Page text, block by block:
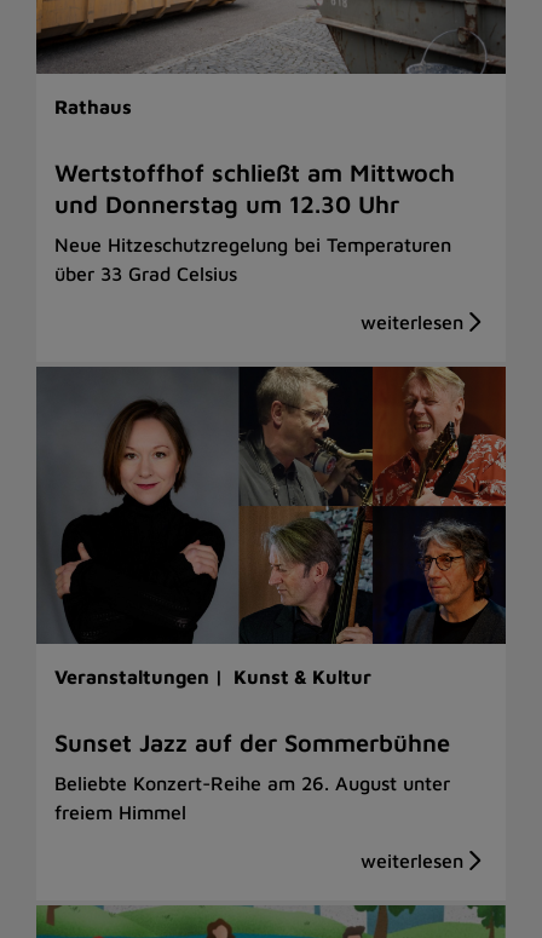
Rathaus
Wertstoffhof schließt am Mittwoch
und Donnerstag um 12.30 Uhr
Neue Hitzeschutzregelung bei Temperaturen
über 33 Grad Celsius
Veranstaltungen | Kunst & Kultur
Sunset Jazz auf der Sommerbühne
Beliebte Konzert-Reihe am 26. August unter
freiem Himmel